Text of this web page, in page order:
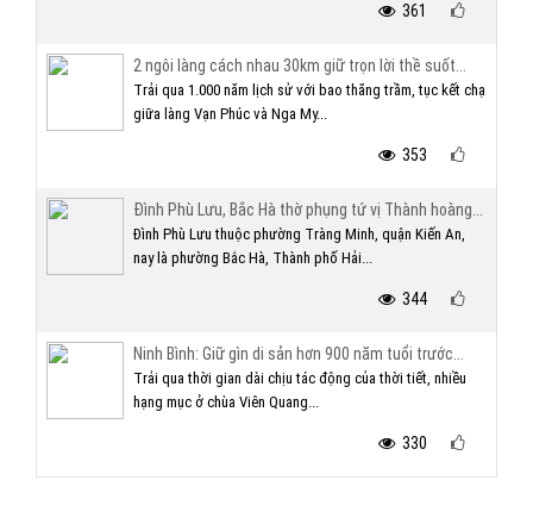
361
2 ngôi làng cách nhau 30km giữ trọn lời thề suốt...
Trải qua 1.000 năm lịch sử với bao thăng trầm, tục kết chạ
giữa làng Vạn Phúc và Nga My...
353
Đình Phù Lưu, Bắc Hà thờ phụng tứ vị Thành hoàng...
Đình Phù Lưu thuộc phường Tràng Minh, quận Kiến An,
nay là phường Bắc Hà, Thành phố Hải...
344
Ninh Bình: Giữ gìn di sản hơn 900 năm tuổi trước...
Trải qua thời gian dài chịu tác động của thời tiết, nhiều
hạng mục ở chùa Viên Quang...
330